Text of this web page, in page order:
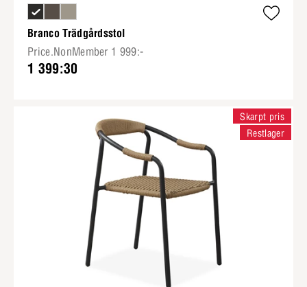
Branco Trädgårdsstol
Price.NonMember 1 999:-
1 399:30
Skarpt pris
Restlager